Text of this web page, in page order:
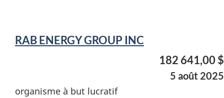
RAB ENERGY GROUP INC
182 641,00 $
5 août 2025
organisme à but lucratif